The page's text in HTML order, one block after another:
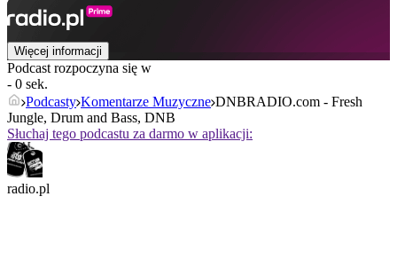
Więcej informacji
Podcast rozpoczyna się w
- 0 sek.
Podcasty Komentarze Muzyczne DNBRADIO.com - Fresh
Jungle, Drum and Bass, DNB
Słuchaj tego podcastu za darmo w aplikacji:
radio.pl